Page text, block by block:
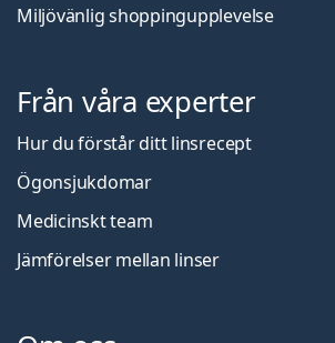
Miljövänlig shoppingupplevelse
Från våra experter
Hur du förstår ditt linsrecept
Ögonsjukdomar
Medicinskt team
Jämförelser mellan linser